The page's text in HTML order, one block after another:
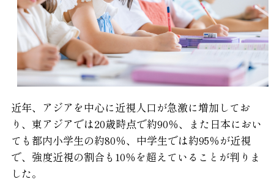
近年、アジアを中心に近視人口が急激に増加してお
り、東アジアでは20歳時点で約90％、また日本におい
ても都内小学生の約80％、中学生では約95％が近視
で、強度近視の割合も10％を超えていることが判りま
した。